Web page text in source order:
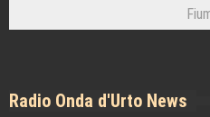
Radio Onda d'Urto News